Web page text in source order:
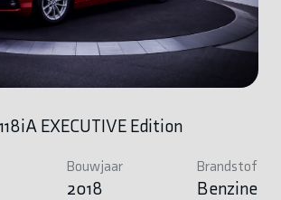
EXECUTIVE Edition
Bouwjaar
2018
Brandstof
Benzine